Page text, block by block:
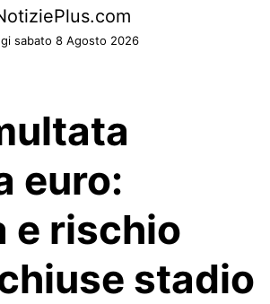
sabato 8 Agosto 2026
euro:
e rischio
stadio